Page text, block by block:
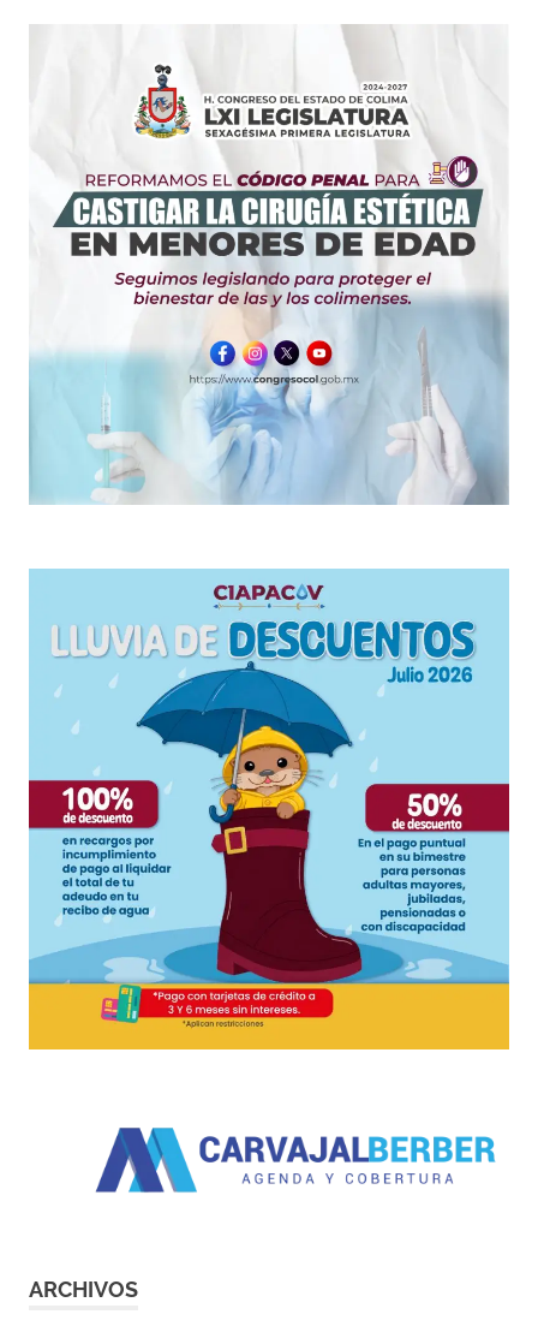
ARCHIVOS